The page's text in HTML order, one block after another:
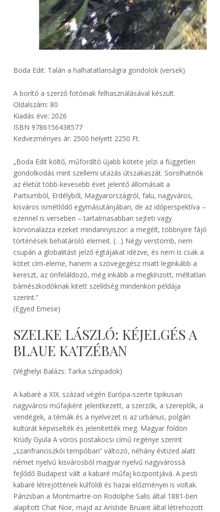
Boda Edit: Talán a halhatatlanságra gondolok (versek)
A borító a szerző fotóinak felhasználásával készült.
Oldalszám: 80
Kiadás éve: 2026
ISBN 9786156438577
Kedvezményes ár: 2500 helyett 2250 Ft.
„Boda Edit költő, műfordító újabb kötete jelzi a független
gondolkodás mint szellemi utazás útszakaszát. Sorolhatnók
az életút több-kevesebb évet jelentő állomásait a
Partiumból, Erdélyből, Magyarországról, falu, nagyváros,
kisváros ismétlődő egymásutánjában, de az időperspektíva –
ezennel is verseben – tartalmasabban sejteti vagy
körvonalazza ezeket mindannyiszor: a megélt, többnyire fájó
történések behatároló elemeit. (…) Négy verstömb, nem
csupán a globalitást jelző égtájakat idézve, és nem is csak a
kötet cím-eleme, hanem a szövegegész miatt leginkább a
kereszt, az önfeláldozó, még inkább a megkínzott, méltatlan
bámészkodóknak kitett szelídség mindenkori példája
szerint.”
(Egyed Emese)
SZELKE LÁSZLÓ: KÉJELGÉS A
BLAUE KATZÉBAN
(Véghelyi Balázs: Tarka színpadok)
A kabaré a XIX. század végén Európa-szerte tipikusan
nagyvárosi műfajként jelentkezett, a szerzők, a szereplők, a
vendégek, a témák és a nyelvezet is az urbánus, polgári
kultúrát képviselték és jelenítették meg. Magyar földön
Krúdy Gyula A vörös postakocsi című regénye szerint
„szanfranciszkói tempóban” változó, néhány évtized alatt
német nyelvű kisvárosból magyar nyelvű nagyvárossá
fejlődő Budapest vált a kabaré műfaj központjává. A pesti
kabaré létrejöttének külföldi és hazai előzményei is voltak.
Párizsban a Montmartre-on Rodolphe Salis által 1881-ben
alapított Chat Noir, majd az Aristide Bruant által létrehozott